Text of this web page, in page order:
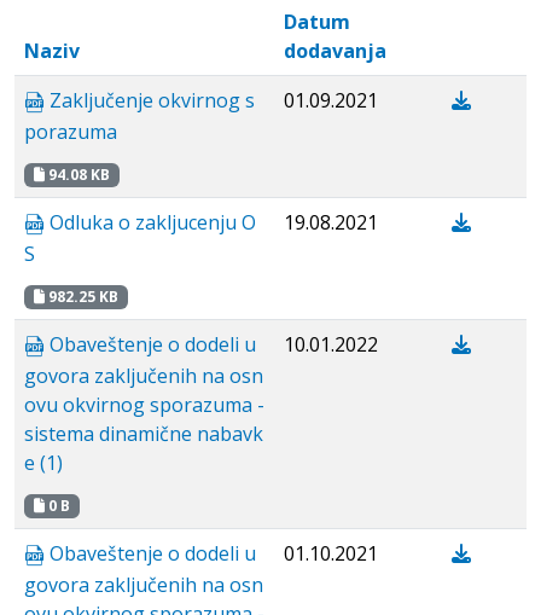
Naziv
Datum
dodavanja
Zaključenje okvirnog s
porazuma
94.08 KB
01.09.2021
Odluka o zakljucenju O
S
982.25 KB
19.08.2021
Obaveštenje o dodeli u
govora zaključenih na osn
ovu okvirnog sporazuma -
sistema dinamične nabavk
e (1)
0 B
10.01.2022
Obaveštenje o dodeli u
govora zaključenih na osn
01.10.2021